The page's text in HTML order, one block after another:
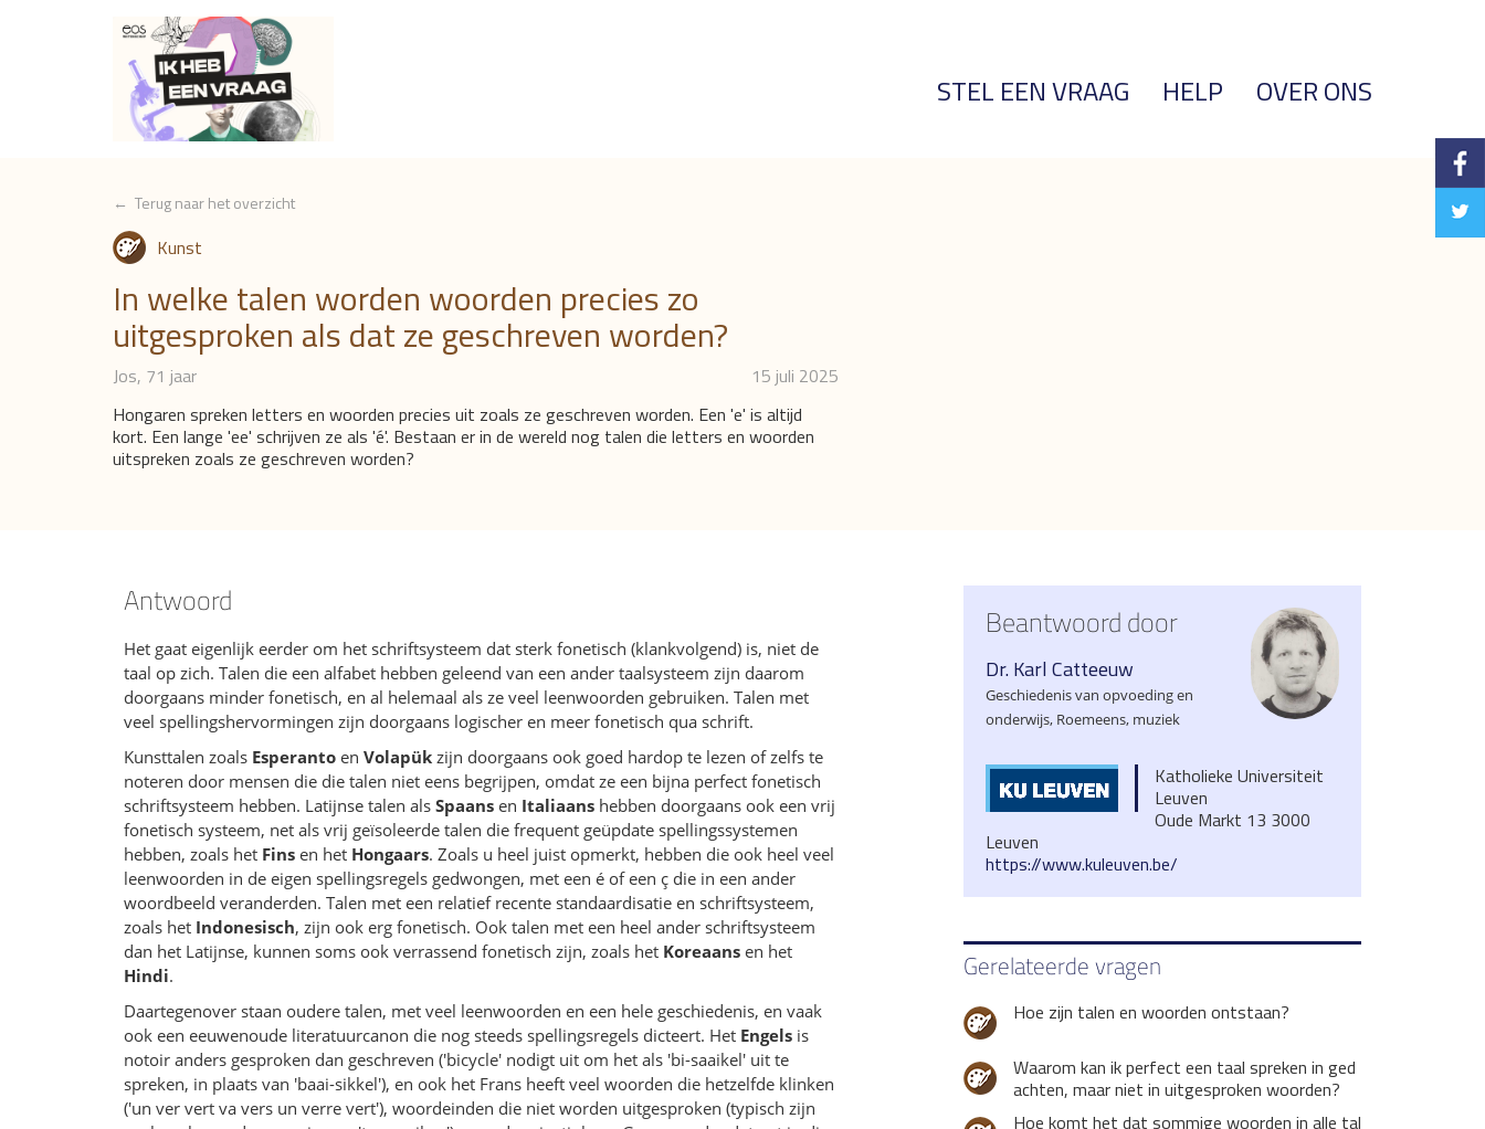
STEL EEN VRAAG HELP OVER ONS
← Terug naar het overzicht
Kunst
In welke talen worden woorden precies zo
uitgesproken als dat ze geschreven worden?
Jos, 71 jaar
15 juli 2025
Hongaren spreken letters en woorden precies uit zoals ze geschreven worden. Een 'e' is altijd
kort. Een lange 'ee' schrijven ze als 'é'. Bestaan er in de wereld nog talen die letters en woorden
uitspreken zoals ze geschreven worden?
Antwoord
Het gaat eigenlijk eerder om het schriftsysteem dat sterk fonetisch (klankvolgend) is, niet de
taal op zich. Talen die een alfabet hebben geleend van een ander taalsysteem zijn daarom
doorgaans minder fonetisch, en al helemaal als ze veel leenwoorden gebruiken. Talen met
veel spellingshervormingen zijn doorgaans logischer en meer fonetisch qua schrift.
Kunsttalen zoals Esperanto en Volapük zijn doorgaans ook goed hardop te lezen of zelfs te
noteren door mensen die die talen niet eens begrijpen, omdat ze een bijna perfect fonetisch
schriftsysteem hebben. Latijnse talen als Spaans en Italiaans hebben doorgaans ook een vrij
fonetisch systeem, net als vrij geïsoleerde talen die frequent geüpdate spellingssystemen
hebben, zoals het Fins en het Hongaars. Zoals u heel juist opmerkt, hebben die ook heel veel
leenwoorden in de eigen spellingsregels gedwongen, met een é of een ç die in een ander
woordbeeld veranderden. Talen met een relatief recente standaardisatie en schriftsysteem,
zoals het Indonesisch, zijn ook erg fonetisch. Ook talen met een heel ander schriftsysteem
dan het Latijnse, kunnen soms ook verrassend fonetisch zijn, zoals het Koreaans en het
Hindi.
Daartegenover staan oudere talen, met veel leenwoorden en een hele geschiedenis, en vaak
ook een eeuwenoude literatuurcanon die nog steeds spellingsregels dicteert. Het Engels is
notoir anders gesproken dan geschreven ('bicycle' nodigt uit om het als 'bi-saaikel' uit te
spreken, in plaats van 'baai-sikkel'), en ook het Frans heeft veel woorden die hetzelfde klinken
('un ver vert va vers un verre vert'), woordeinden die niet worden uitgesproken (typisch zijn
Beantwoord door
Dr. Karl Catteeuw
Geschiedenis van opvoeding en
onderwijs, Roemeens, muziek
Katholieke Universiteit
Leuven
Oude Markt 13 3000
Leuven
https://www.kuleuven.be/
Gerelateerde vragen
Hoe zijn talen en woorden ontstaan?
Waarom kan ik perfect een taal spreken in ged
achten, maar niet in uitgesproken woorden?
Hoe komt het dat sommige woorden in alle tal